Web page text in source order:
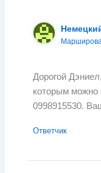
Дорогой
которым можно
0998915530.
Ответчик